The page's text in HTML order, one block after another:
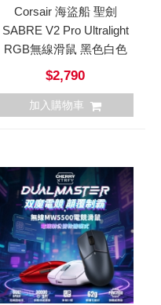
Corsair 海盜船 聖劍
SABRE V2 Pro Ultralight
RGB無線滑鼠 黑色白色
$2,790
加入購物車